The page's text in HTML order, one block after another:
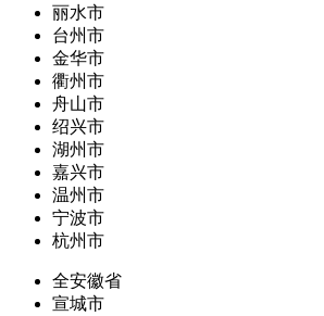
丽水市
台州市
金华市
衢州市
舟山市
绍兴市
湖州市
嘉兴市
温州市
宁波市
杭州市
全安徽省
宣城市